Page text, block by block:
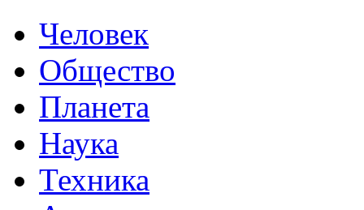
Человек
Общество
Планета
Наука
Техника